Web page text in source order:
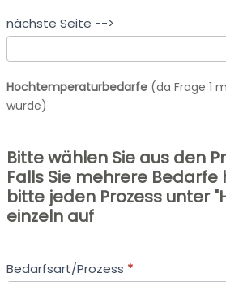
nächste Seite -->
Hochtemperaturbedarfe (da Frage 1
wurde)
Bitte wählen Sie aus den
Falls Sie mehrere Bedarfe
bitte jeden Prozess unter
einzeln auf
Bedarfsart/Prozess *